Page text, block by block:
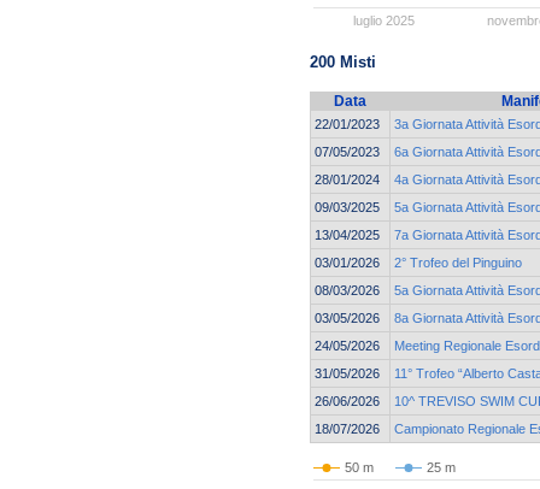
luglio 2025
200 Misti
Data
22/01/2023
3a Giornata Attività
07/05/2023
6a Giornata Attività
28/01/2024
4a Giornata Attività
09/03/2025
5a Giornata Attività
13/04/2025
7a Giornata Attività
03/01/2026
2° Trofeo del Pinguino
08/03/2026
5a Giornata Attività
03/05/2026
8a Giornata Attività
24/05/2026
Meeting Regionale
31/05/2026
11° Trofeo “Alberto
26/06/2026
10^ TREVISO SWIM
18/07/2026
Campionato Regionale
50 m 25 m